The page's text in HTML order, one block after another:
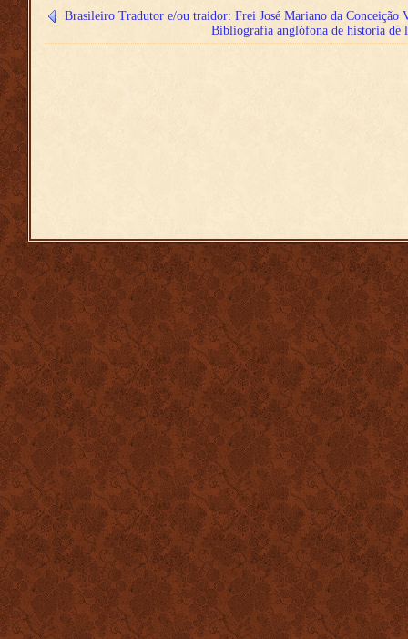
Brasileiro Tradutor e/ou traidor: Frei José Mariano da Conceição
Bibliografía anglófona de historia de